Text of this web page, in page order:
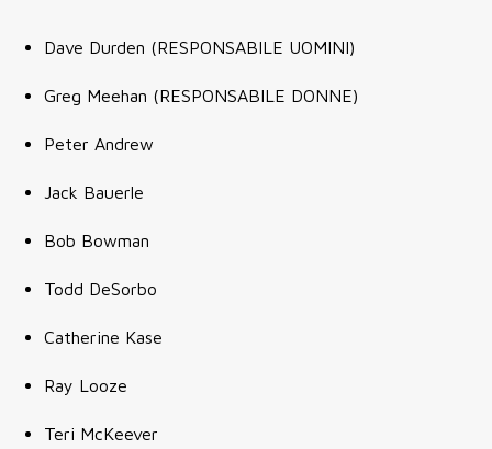
Dave Durden (RESPONSABILE UOMINI)
Greg Meehan (RESPONSABILE DONNE)
Peter Andrew
Jack Bauerle
Bob Bowman
Todd DeSorbo
Catherine Kase
Ray Looze
Teri McKeever